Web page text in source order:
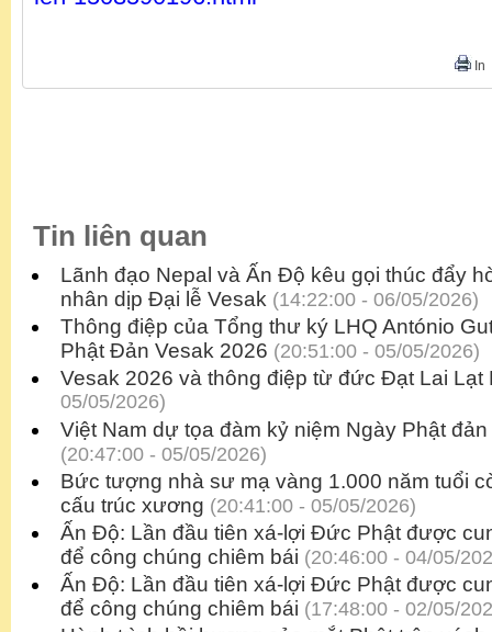
In
Tin liên quan
Lãnh đạo Nepal và Ấn Độ kêu gọi thúc đẩy
nhân dịp Đại lễ Vesak (14:22:00 - 06/05/2026)
Thông điệp của Tổng thư ký LHQ António
Phật Đản Vesak 2026 (20:51:00 - 05/05/2026)
Vesak 2026 và thông điệp từ đức Đạt Lai Lạt
05/05/2026)
Việt Nam dự tọa đàm kỷ niệm Ngày Phật
(20:47:00 - 05/05/2026)
Bức tượng nhà sư mạ vàng 1.000 năm tuổi
cấu trúc xương (20:41:00 - 05/05/2026)
Ấn Độ: Lần đầu tiên xá-lợi Đức Phật được
để công chúng chiêm bái (20:46:00 - 04/05/
Ấn Độ: Lần đầu tiên xá-lợi Đức Phật được
để công chúng chiêm bái (17:48:00 - 02/05/